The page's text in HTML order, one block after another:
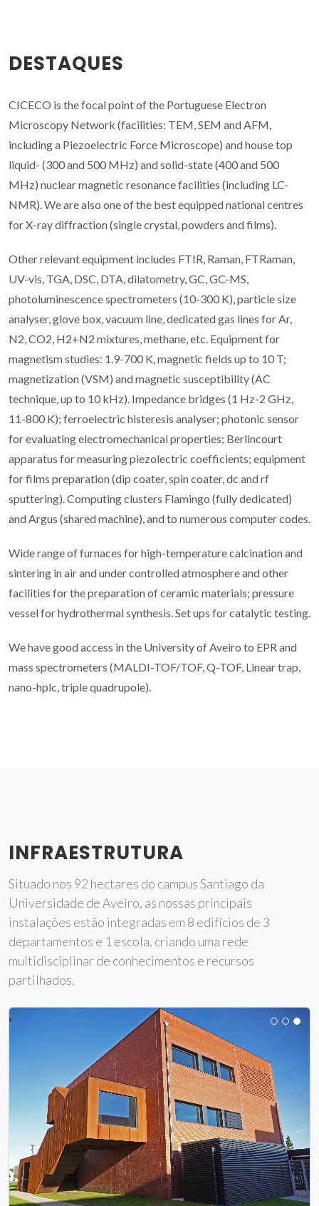
DESTAQUES
CICECO is the focal point of the Portuguese Electron
Microscopy Network (facilities: TEM, SEM and AFM,
including a Piezoelectric Force Microscope) and house top
liquid- (300 and 500 MHz) and solid-state (400 and 500
MHz) nuclear magnetic resonance facilities (including LC-
NMR). We are also one of the best equipped national centres
for X-ray diffraction (single crystal, powders and films).
Other relevant equipment includes FTIR, Raman, FTRaman,
UV-vis, TGA, DSC, DTA, dilatometry, GC, GC-MS,
photoluminescence spectrometers (10-300 K), particle size
analyser, glove box, vacuum line, dedicated gas lines for Ar,
N2, CO2, H2+N2 mixtures, methane, etc. Equipment for
magnetism studies: 1.9-700 K, magnetic fields up to 10 T;
magnetization (VSM) and magnetic susceptibility (AC
technique, up to 10 kHz). Impedance bridges (1 Hz-2 GHz,
11-800 K); ferroelectric histeresis analyser; photonic sensor
for evaluating electromechanical properties; Berlincourt
apparatus for measuring piezolectric coefficients; equipment
for films preparation (dip coater, spin coater, dc and rf
sputtering). Computing clusters Flamingo (fully dedicated)
and Argus (shared machine), and to numerous computer codes.
Wide range of furnaces for high-temperature calcination and
sintering in air and under controlled atmosphere and other
facilities for the preparation of ceramic materials; pressure
vessel for hydrothermal synthesis. Set ups for catalytic testing.
We have good access in the University of Aveiro to EPR and
mass spectrometers (MALDI-TOF/TOF, Q-TOF, Linear trap,
nano-hplc, triple quadrupole).
INFRAESTRUTURA
Situado nos 92 hectares do campus Santiago da
Universidade de Aveiro, as nossas principais
instalações estão integradas em 8 edifícios de 3
departamentos e 1 escola, criando uma rede
multidisciplinar de conhecimentos e recursos
partilhados.